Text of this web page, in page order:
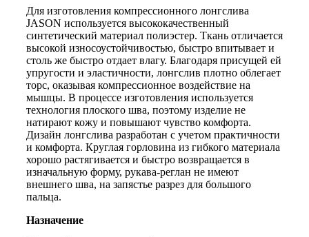
M-
2XL
синий
Для изготовления компрессионного лонгслива
JASON используется высококачественный
синтетический материал полиэстер. Ткань отличается
высокой износоустойчивостью, быстро впитывает и
столь же быстро отдает влагу. Благодаря присущей ей
упругости и эластичности, лонгслив плотно облегает
торс, оказывая компрессионное воздействие на
мышцы. В процессе изготовления используется
технология плоского шва, поэтому изделие не
натирают кожу и повышают чувство комфорта.
Дизайн лонгслива разработан с учетом практичности
и комфорта. Круглая горловина из гибкого материала
хорошо растягивается и быстро возвращается в
изначальную форму, рукава-реглан не имеют
внешнего шва, на запястье разрез для большого
пальца.
Назначение